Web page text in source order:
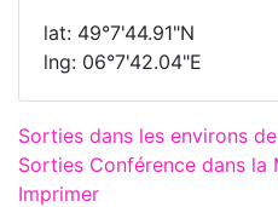
lat: 49°7'44.91"N
lng: 06°7'42.04"E
Sorties dans les environs
Sorties Conférence dans la
Imprimer